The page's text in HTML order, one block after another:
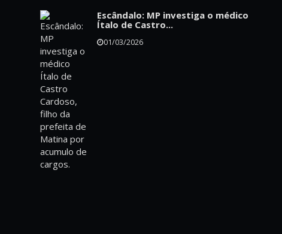
Escândalo: MP investiga o médico
Ítalo de Castro...
01/03/2026